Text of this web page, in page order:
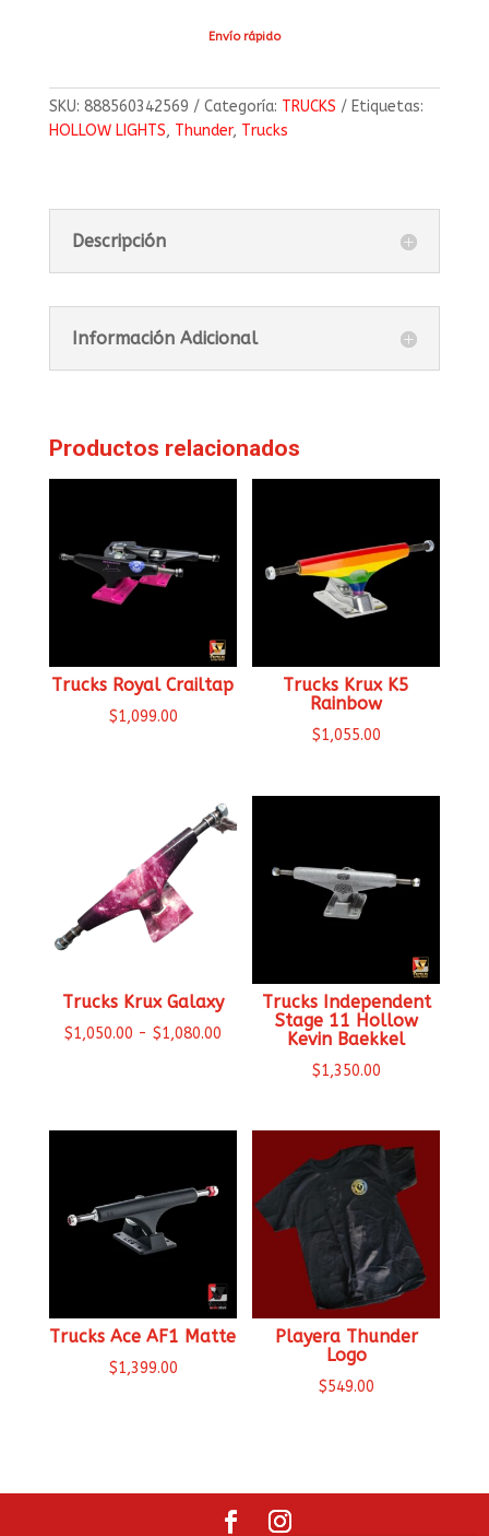
Envío rápido
SKU: 888560342569 Categoría: TRUCKS
Etiquetas:
HOLLOW LIGHTS, Thunder, Trucks
Descripción
Información Adicional
Productos relacionados
Trucks Royal Crailtap
$1,099.00
Trucks Krux K5
Rainbow
$1,055.00
Trucks Krux Galaxy
$1,050.00 - $1,080.00
$1,080.00
Trucks Independent
Stage 11 Hollow
Kevin Baekkel
$1,350.00
Trucks Ace AF1 Matte
$1,399.00
Playera Thunder
Logo
$549.00